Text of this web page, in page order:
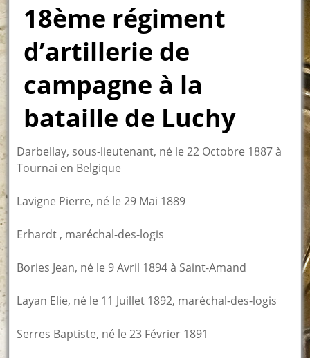
18ème régiment
d’artillerie de
campagne à la
bataille de Luchy
Darbellay, sous-lieutenant, né le 22 Octobre 1887 à
Tournai en Belgique
Lavigne Pierre, né le 29 Mai 1889
Erhardt , maréchal-des-logis
Bories Jean, né le 9 Avril 1894 à Saint-Amand
Layan Elie, né le 11 Juillet 1892, maréchal-des-logis
Serres Baptiste, né le 23 Février 1891